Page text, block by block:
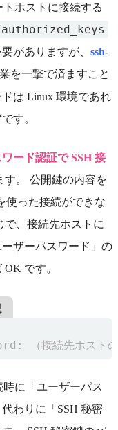
ホストに接続する
がありますが、 ssh-
を一撃で済ますこと
ドは Linux 環境であれ
す。
ード認証で SSH 接
す。 公開鍵の内容を
使った接続ができな
で、接続先ホストに
ザーパスワード」の
です。
に「ユーザーパス
わりに「SSH 秘密